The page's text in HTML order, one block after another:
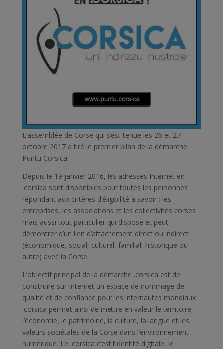
L’assemblée de Corse qui s’est tenue les 26 et 27
octobre 2017 a tiré le premier bilan de la démarche
Puntu Corsica.
Depuis le 19 janvier 2016, les adresses Internet en
.corsica sont disponibles pour toutes les personnes
répondant aux critères d’éligibilité à savoir : les
entreprises, les associations et les collectivités corses
mais aussi tout particulier qui dispose et peut
démontrer d’un lien d’attachement direct ou indirect
(économique, social, culturel, familial, historique ou
autre) avec la Corse.
L’objectif principal de la démarche .corsica est de
construire sur Internet un espace de nommage de
qualité et de confiance pour les internautes mondiaux.
.corsica permet ainsi de mettre en valeur le territoire,
l’économie, le patrimoine, la culture, la langue et les
valeurs sociétales de la Corse dans l’environnement
numérique. Le .corsica c’est l’identité digitale, le